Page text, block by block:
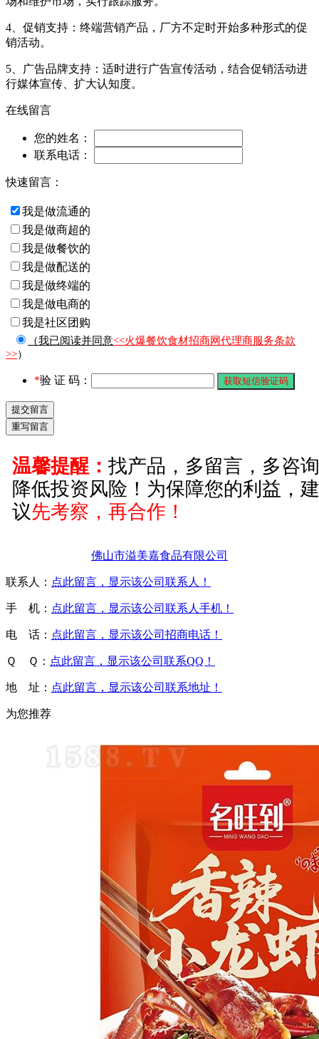
4、促销支持：终端营销产品，厂方不定时开始多种形式的促
销活动。
5、广告品牌支持：适时进行广告宣传活动，结合促销活动进
行媒体宣传、扩大认知度。
在线留言
您的姓名：
联系电话：
快速留言：
我是做流通的
我是做商超的
我是做餐饮的
我是做配送的
我是做终端的
我是做电商的
我是社区团购
（我已阅读并同意<<火爆餐饮食材招商网代理商服务条款
>>）
*验 证 码：
温馨提醒： 找产品，多留言，多咨询
降低投资风险！为保障您的利益，建
议先考察，再合作！
佛山市溢美嘉食品有限公司
联系人： 点此留言，显示该公司联系人！
手 机： 点此留言，显示该公司联系人手机！
电 话： 点此留言，显示该公司招商电话！
Ｑ Ｑ： 点此留言，显示该公司联系QQ！
地 址： 点此留言，显示该公司联系地址！
为您推荐